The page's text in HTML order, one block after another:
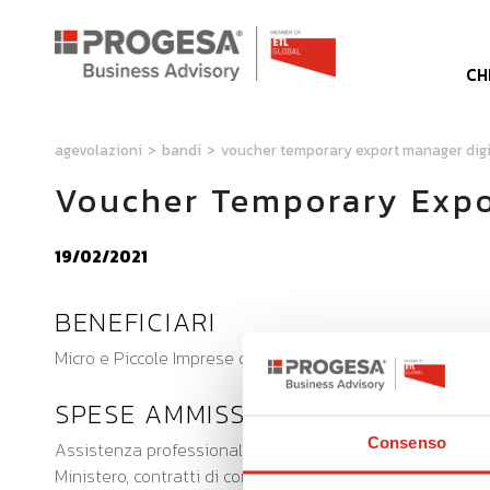
Consenso
agevolazioni > bandi > voucher temporary export manager
Voucher Temporary
19/02/2021
BENEFICIARI
Micro e Piccole Imprese del settore manifatturiero, con
SPESE AMMISSIBILI
Assistenza professionale per avviare o accrescere la
Ministero, contratti di consulenza per